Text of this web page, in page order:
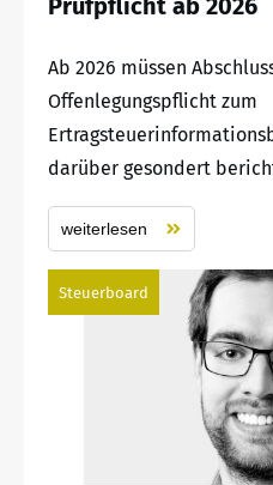
Prüfpflicht ab 2026
Ab 2026 müssen
Offenlegungspflicht zum
darüber gesondert
weiterlesen
Steuerboard